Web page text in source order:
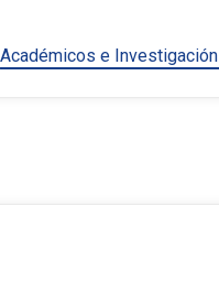
Académicos e Investigación